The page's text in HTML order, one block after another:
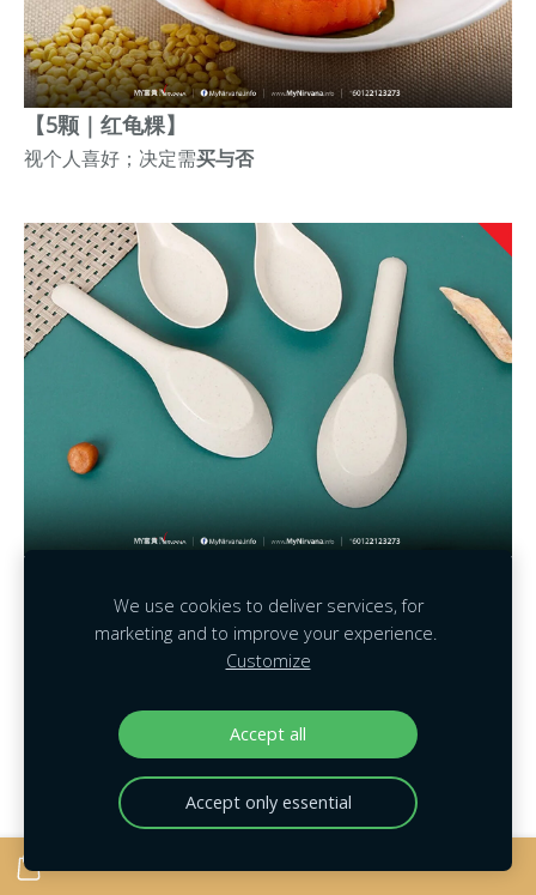
【5颗｜红龟粿】
视个人喜好；决定需买与否
给先人用的，3个汤羹就够了
We use cookies to deliver services, for
marketing and to improve your experience.
Customize
Accept all
Accept only essential